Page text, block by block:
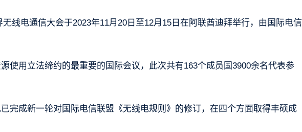
线电通信大会于2023年11月20日至12月15日在阿联酋迪拜举行，由国际电信
使用立法缔约的最重要的国际会议，此次共有163个成员国3900余名代表参
完成新一轮对国际电信联盟《无线电规则》的修订，在四个方面取得丰硕成